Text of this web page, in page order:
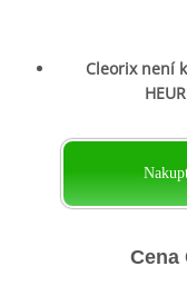
Cleorix není
Cena